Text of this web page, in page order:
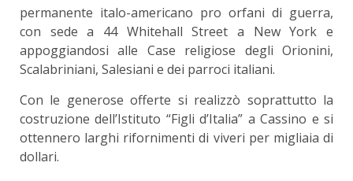
permanente italo-americano pro orfani di guerra,
con sede a 44 Whitehall Street a New York e
appoggiandosi alle Case religiose degli Orionini,
Scalabriniani, Salesiani e dei parroci italiani.
Con le generose offerte si realizzò soprattutto la
costruzione dell’Istituto “Figli d’Italia” a Cassino e si
ottennero larghi rifornimenti di viveri per migliaia di
dollari.